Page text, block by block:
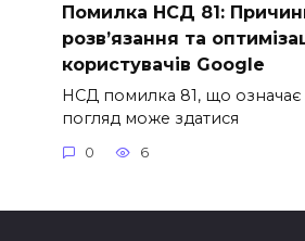
Помилка НСД 81:
розв’язання та
користувачів Google
НСД помилка 81, що
погляд може здатися
0 6